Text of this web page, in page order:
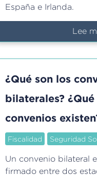
España e Irlanda.
Lee
¿Qué son los
bilaterales?
convenios
Fiscalidad Seguridad
Un convenio bilateral
firmado entre dos